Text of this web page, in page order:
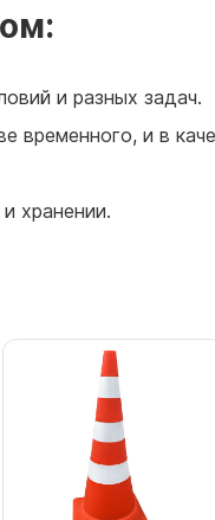
и разных задач.
временного, и в
хранении.